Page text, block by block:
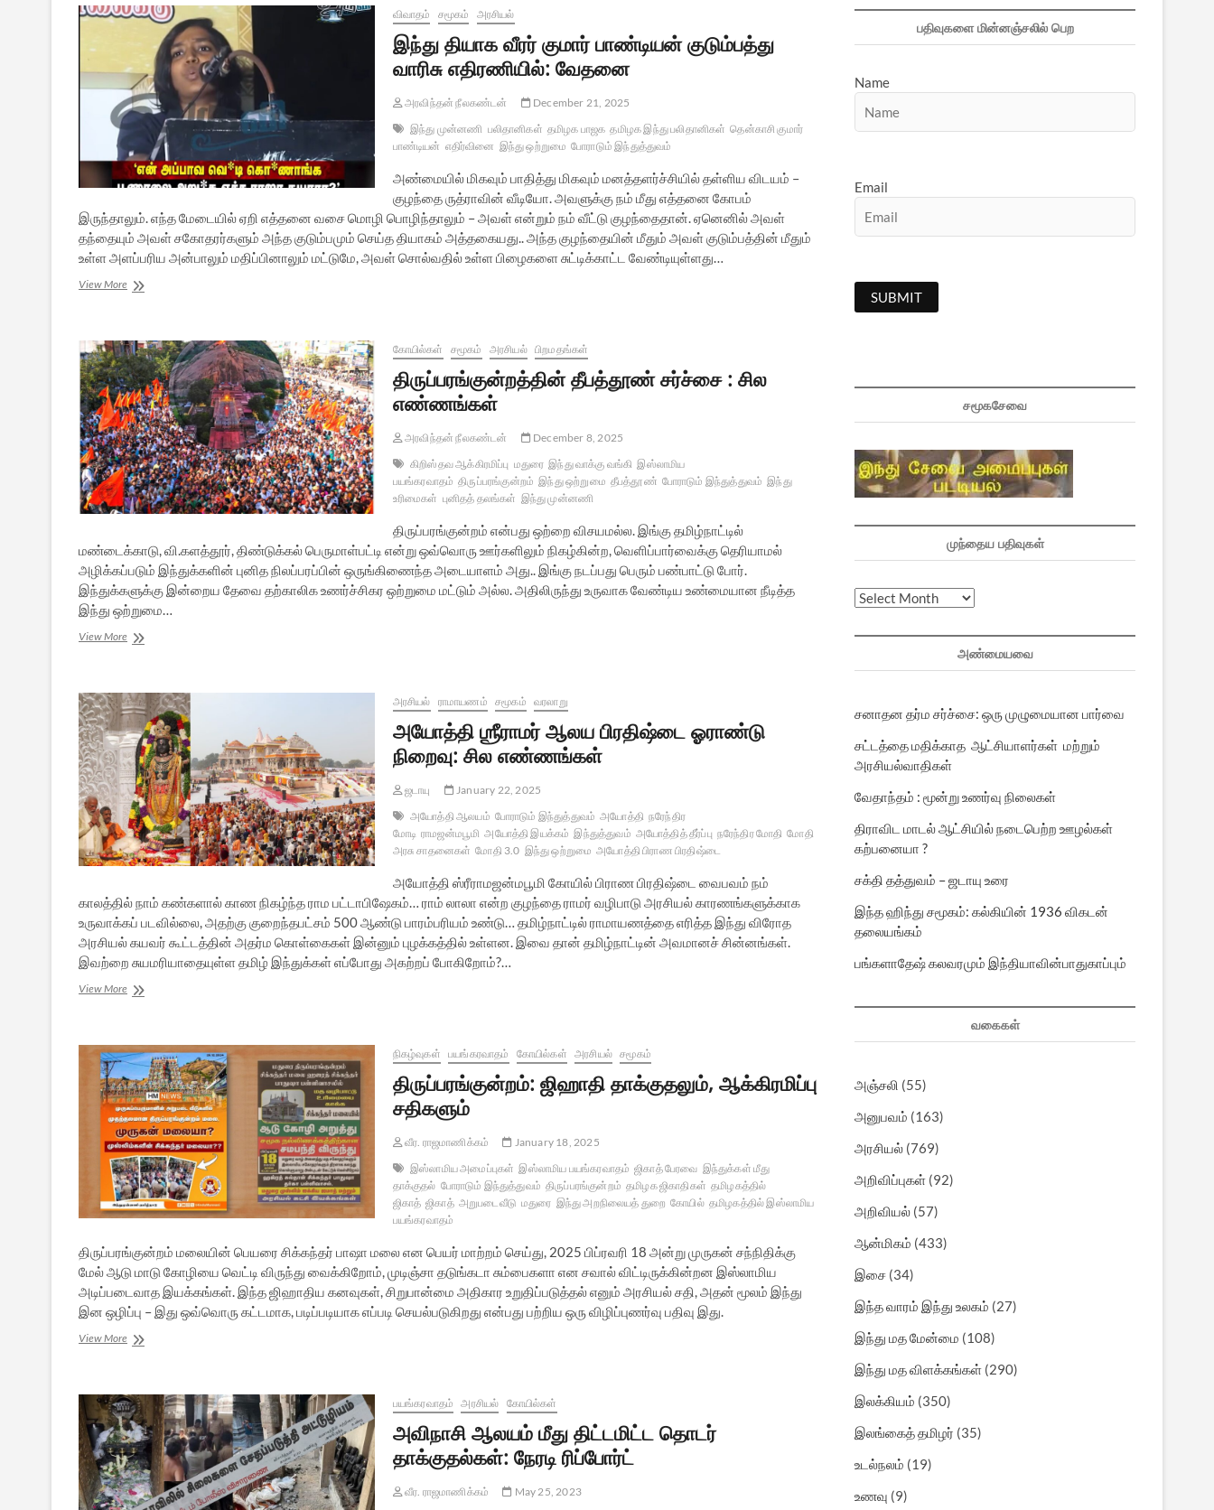
விவாதம் சமூகம் அரசியல்
இந்து தியாக வீரர் குமார் பாண்டியன் குடும்பத்து
வாரிசு எதிரணியில்: வேதனை
அரவிந்தன் நீலகண்டன்
December 21, 2025
இந்து முன்னணி பலிதானிகள் தமிழக பாஜக தமிழக இந்து பலிதானிகள் தென்காசி குமார்
பாண்டியன் எதிர்வினை இந்து ஒற்றுமை போராடும் இந்துத்துவம்
அண்மையில் மிகவும் பாதித்து மிகவும் மனத்தளர்ச்சியில் தள்ளிய விடயம் –
குழந்தை ருத்ராவின் வீடியோ. அவளுக்கு நம் மீது எத்தனை கோபம்
இருந்தாலும். எந்த மேடையில் ஏறி எத்தனை வசை மொழி பொழிந்தாலும் – அவள் என்றும் நம் வீட்டு குழந்தைதான். ஏனெனில் அவள்
தந்தையும் அவள் சகோதரர்களும் அந்த குடும்பமும் செய்த தியாகம் அத்தகையது.. அந்த குழந்தையின் மீதும் அவள் குடும்பத்தின் மீதும்
உள்ள அளப்பரிய அன்பாலும் மதிப்பினாலும் மட்டுமே, அவள் சொல்வதில் உள்ள பிழைகளை சுட்டிக்காட்ட வேண்டியுள்ளது…
View Moreஇந்து
பாண்டியன்
குடும்பத்து
வாரிசு
எதிரணியில்:
வேதனை
கோயில்கள் சமூகம் அரசியல் பிறமதங்கள்
திருப்பரங்குன்றத்தின் தீபத்தூண் சர்ச்சை : சில
எண்ணங்கள்
அரவிந்தன் நீலகண்டன்
December 8, 2025
கிறிஸ்தவ ஆக்கிரமிப்பு மதுரை இந்து வாக்கு வங்கி இஸ்லாமிய
பயங்கரவாதம் திருப்பரங்குன்றம் இந்து ஒற்றுமை தீபத்தூண் போராடும் இந்துத்துவம் இந்து
உரிமைகள் புனிதத் தலங்கள் இந்து முன்னணி
திருப்பரங்குன்றம் என்பது ஒற்றை விசயமல்ல. இங்கு தமிழ்நாட்டில்
மண்டைக்காடு, வி.களத்தூர், திண்டுக்கல் பெருமாள்பட்டி என்று ஒவ்வொரு ஊர்களிலும் நிகழ்கின்ற, வெளிப்பார்வைக்கு தெரியாமல்
அழிக்கப்படும் இந்துக்களின் புனித நிலப்பரப்பின் ஒருங்கிணைந்த அடையாளம் அது.. இங்கு நடப்பது பெரும் பண்பாட்டு போர்.
இந்துக்களுக்கு இன்றைய தேவை தற்காலிக உணர்ச்சிகர ஒற்றுமை மட்டும் அல்ல. அதிலிருந்து உருவாக வேண்டிய உண்மையான நீடித்த
இந்து ஒற்றுமை…
View Moreதிருப்பரங்குன்றத்தின்
சில
எண்ணங்கள்
அரசியல் ராமாயணம் சமூகம் வரலாறு
அயோத்தி ஶ்ரீராமர் ஆலய பிரதிஷ்டை ஓராண்டு
நிறைவு: சில எண்ணங்கள்
ஜடாயு
January 22, 2025
அயோத்தி ஆலயம் போராடும் இந்துத்துவம் அயோத்தி நரேந்திர
மோடி ராமஜன்மபூமி அயோத்தி இயக்கம் இந்துத்துவம் அயோத்தித் தீர்ப்பு நரேந்திர மோதி மோதி
அரசு சாதனைகள் மோதி 3.0 இந்து ஒற்றுமை அயோத்தி பிராண பிரதிஷ்டை
அயோத்தி ஸ்ரீராமஜன்மபூமி கோயில் பிராண பிரதிஷ்டை வைபவம் நம்
காலத்தில் நாம் கண்களால் காண நிகழ்ந்த ராம பட்டாபிஷேகம்… ராம் லாலா என்ற குழந்தை ராமர் வழிபாடு அரசியல் காரணங்களுக்காக
உருவாக்கப் படவில்லை, அதற்கு குறைந்தபட்சம் 500 ஆண்டு பாரம்பரியம் உண்டு… தமிழ்நாட்டில் ராமாயணத்தை எரித்த இந்து விரோத
அரசியல் கயவர் கூட்டத்தின் அதர்ம கொள்கைகள் இன்னும் புழக்கத்தில் உள்ளன. இவை தான் தமிழ்நாட்டின் அவமானச் சின்னங்கள்.
இவற்றை சுயமரியாதையுள்ள தமிழ் இந்துக்கள் எப்போது அகற்றப் போகிறோம்?…
View Moreஅயோத்தி
ஓராண்டு
நிறைவு:
சில
எண்ணங்கள்
நிகழ்வுகள் பயங்கரவாதம் கோயில்கள் அரசியல் சமூகம்
திருப்பரங்குன்றம்: ஜிஹாதி தாக்குதலும், ஆக்கிரமிப்பு
சதிகளும்
வீர. ராஜமாணிக்கம்
January 18, 2025
இஸ்லாமிய அமைப்புகள் இஸ்லாமிய பயங்கரவாதம் ஜிகாத் பேரவை இந்துக்கள் மீது
தாக்குதல் போராடும் இந்துத்துவம் திருப்பரங்குன்றம் தமிழக ஜிகாதிகள் தமிழகத்தில்
ஜிகாத் ஜிகாத் அறுபடைவீடு மதுரை இந்து அறநிலையத் துறை கோயில் தமிழகத்தில் இஸ்லாமிய
பயங்கரவாதம்
திருப்பரங்குன்றம் மலையின் பெயரை சிக்கந்தர் பாஷா மலை என பெயர் மாற்றம் செய்து, 2025 பிப்ரவரி 18 அன்று முருகன் சந்நிதிக்கு
மேல் ஆடு மாடு கோழியை வெட்டி விருந்து வைக்கிறோம், முடிஞ்சா தடுங்கடா சும்பைகளா என சவால் விட்டிருக்கின்றன இஸ்லாமிய
அடிப்படைவாத இயக்கங்கள். இந்த ஜிஹாதிய கனவுகள், சிறுபான்மை அதிகார உறுதிப்படுத்தல் எனும் அரசியல் சதி, அதன் மூலம் இந்து
இன ஒழிப்பு – இது ஒவ்வொரு கட்டமாக, படிப்படியாக எப்படி செயல்படுகிறது என்பது பற்றிய ஒரு விழிப்புணர்வு பதிவு இது.
View Moreதிருப்பரங்குன்றம்:
சதிகளும்
பயங்கரவாதம் அரசியல் கோயில்கள்
அவிநாசி ஆலயம் மீது திட்டமிட்ட தொடர்
தாக்குதல்கள்: நேரடி ரிப்போர்ட்
வீர. ராஜமாணிக்கம்
May 25, 2023
பதிவுகளை மின்னஞ்சலில் பெற
Name
Email
சமூகசேவை
முந்தைய பதிவுகள்
முந்தைய
அண்மையவை
சனாதன தர்ம சர்ச்சை: ஒரு முழுமையான பார்வை
சட்டத்தை மதிக்காத ஆட்சியாளர்கள் மற்றும்
அரசியல்வாதிகள்
வேதாந்தம் : மூன்று உணர்வு நிலைகள்
திராவிட மாடல் ஆட்சியில் நடைபெற்ற ஊழல்கள்
கற்பனையா ?
சக்தி தத்துவம் – ஜடாயு உரை
இந்த ஹிந்து சமூகம்: கல்கியின் 1936 விகடன்
தலையங்கம்
பங்களாதேஷ் கலவரமும் இந்தியாவின்பாதுகாப்பும்
வகைகள்
அஞ்சலி (55)
அனுபவம் (163)
அரசியல் (769)
அறிவிப்புகள் (92)
அறிவியல் (57)
ஆன்மிகம் (433)
இசை (34)
இந்த வாரம் இந்து உலகம் (27)
இந்து மத மேன்மை (108)
இந்து மத விளக்கங்கள் (290)
இலக்கியம் (350)
இலங்கைத் தமிழர் (35)
உடல்நலம் (19)
உணவு (9)